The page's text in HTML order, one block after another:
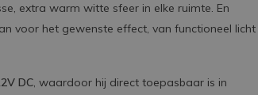
extra warm witte sfeer in elke ruimte. En
voor het gewenste effect, van functioneel licht
DC, waardoor hij direct toepasbaar is in